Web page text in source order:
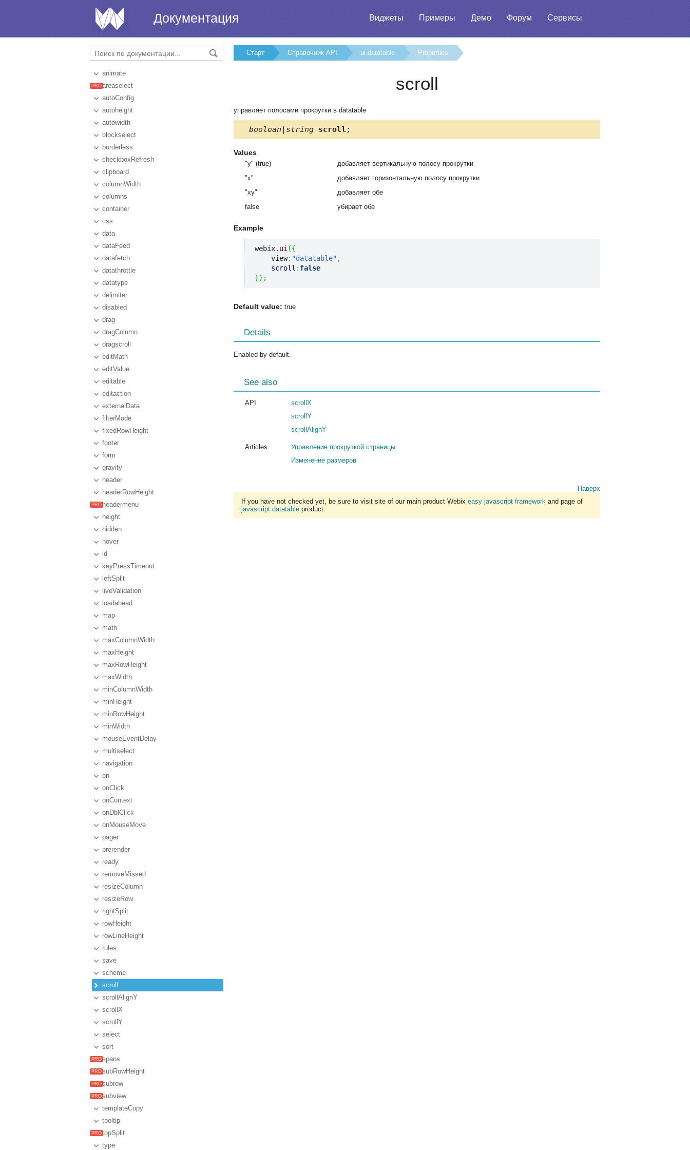
Виджеты Примеры Демо Форум Сервисы
Документация
animate
areaselect
autoConfig
autoheight
autowidth
blockselect
borderless
checkboxRefresh
clipboard
columnWidth
columns
container
css
data
dataFeed
datafetch
datathrottle
datatype
delimiter
disabled
drag
dragColumn
dragscroll
editMath
editValue
editable
editaction
externalData
filterMode
fixedRowHeight
footer
form
gravity
header
headerRowHeight
headermenu
height
hidden
hover
id
keyPressTimeout
leftSplit
liveValidation
loadahead
map
math
maxColumnWidth
maxHeight
maxRowHeight
maxWidth
minColumnWidth
minHeight
minRowHeight
minWidth
mouseEventDelay
multiselect
navigation
on
onClick
onContext
onDblClick
onMouseMove
pager
prerender
ready
removeMissed
resizeColumn
resizeRow
rightSplit
rowHeight
rowLineHeight
rules
save
scheme
scroll
scrollAlignY
scrollX
scrollY
select
sort
spans
subRowHeight
subrow
subview
templateCopy
tooltip
topSplit
type
Старт Справочник API ui.datatable Properties
scroll
управляет полосами прокрутки в datatable
boolean|string scroll ;
Values
"y" (true)
добавляет вертикальную полосу прокрутки
"x"
добавляет горизонтальную полосу прокрутки
"xy"
добавляет обе
false
убирает обе
Example
webix. ui ({
    view
: "datatable" ,
scroll : false
}) ;
Default value: true
Details
Enabled by default.
See also
API
scrollX
scrollY
scrollAlignY
Articles
Управление прокруткой страницы
Изменение размеров
Наверх
If you have not checked yet, be sure to visit site of our main product Webix easy javascript framework and page of
javascript datatable product.